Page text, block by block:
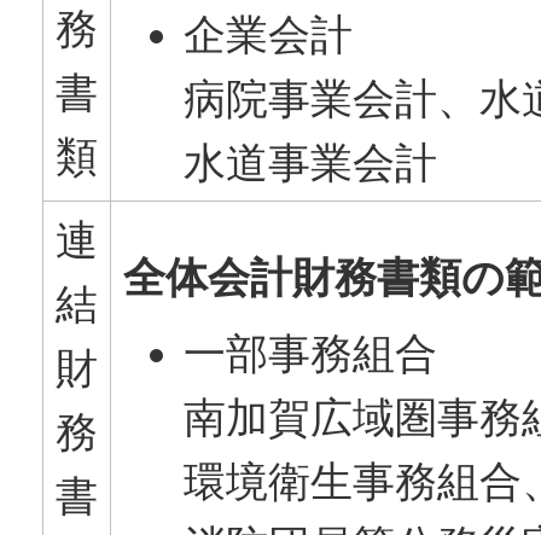
務
書
類
企業会計
病院事業会計、水
水道事業会計
連
結
財
務
書
全体会計財務書類の
一部事務組合
南加賀広域圏事務
環境衛生事務組合